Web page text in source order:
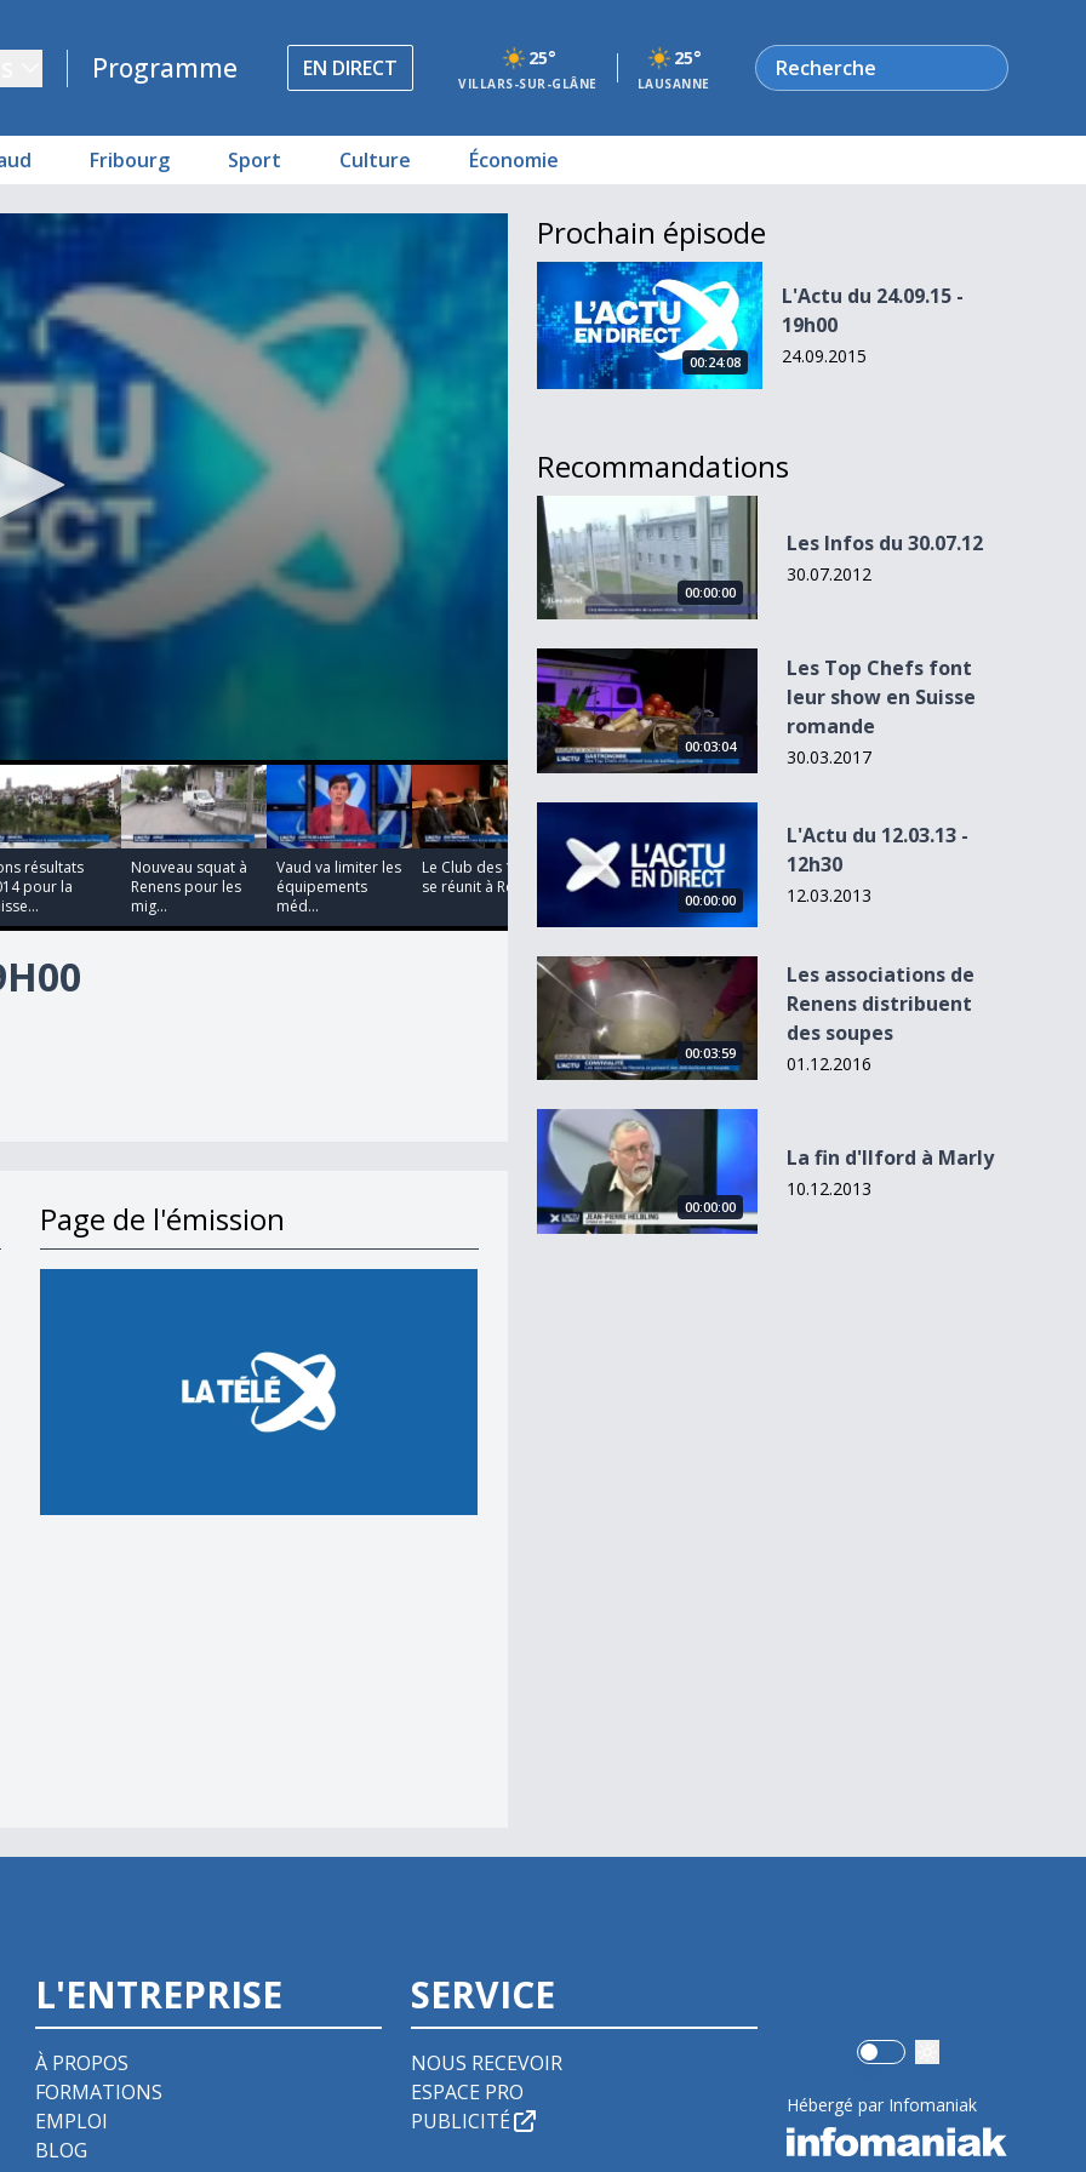
Programme EN DIRECT 25°
VILLARS-SUR-GLÂNE
25°
LAUSANNE
Rechercher
Fribourg Sport Culture Économie
résultats
pour la
Nouveau squat à
Renens pour les
mig...
Vaud va limiter les
équipements
méd...
Le Club des 100
se réunit à Rolle
00:00:00
Fribourg-
Gottéron,
l'inattendu lead...
00:00:00
Manger bien
coûte cher!
de Bulle
reviennen...
2018
Page de l'émission
Prochain épisode
L&#039;Actu du 24.09.15 - 19h00
00:24:08
L'Actu du 24.09.15 -
19h00
24.09.2015
Recommandations
Les Infos du 30.07.12
00:00:00
Les Infos du 30.07.12
30.07.2012
Les Top Chefs font leur show en Suisse romande
00:03:04
Les Top Chefs font
leur show en Suisse
romande
30.03.2017
L&#039;Actu du 12.03.13 - 12h30
00:00:00
L'Actu du 12.03.13 -
12h30
12.03.2013
Les associations de Renens distribuent des soupes
00:03:59
Les associations de
Renens distribuent
des soupes
01.12.2016
La fin d&#039;Ilford à Marly
00:00:00
La fin d'Ilford à Marly
10.12.2013
L'ENTREPRISE
À PROPOS
FORMATIONS
EMPLOI
BLOG
SERVICE
NOUS RECEVOIR
ESPACE PRO
PUBLICITÉ
Use setting
Hébergé par Infomaniak